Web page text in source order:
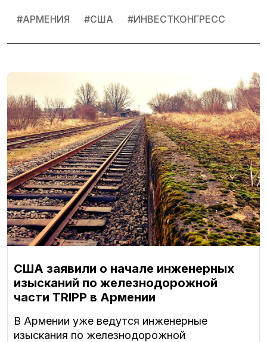
#АРМЕНИЯ #США #ИНВЕСТКОНГРЕСС
США заявили о начале инженерных
изысканий по железнодорожной
части TRIPP в Армении
В Армении уже ведутся инженерные
изыскания по железнодорожной